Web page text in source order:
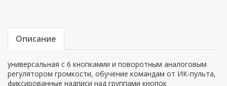
Описание
универсальная с 6 кнопкамии и поворотным аналоговым
регулятором громкости, обучение командам от ИК-пульта,
фиксированные надписи над группами кнопок